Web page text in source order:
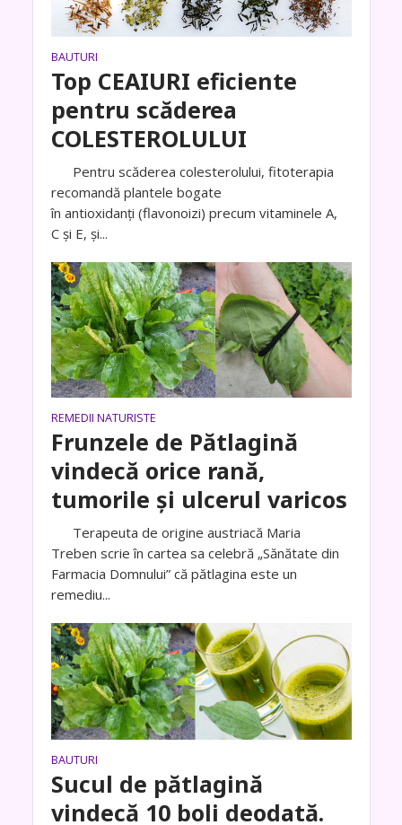
BAUTURI
Top CEAIURI eficiente
pentru scăderea
COLESTEROLULUI
Pentru scăderea colesterolului, fitoterapia
recomandă plantele bogate
în antioxidanți (flavonoizi) precum vitaminele A,
C și E, și...
REMEDII NATURISTE
Frunzele de Pătlagină
vindecă orice rană,
tumorile și ulcerul varicos
Terapeuta de origine austriacă Maria
Treben scrie în cartea sa celebră „Sănătate din
Farmacia Domnului” că pătlagina este un
remediu...
BAUTURI
Sucul de pătlagină
vindecă 10 boli deodată.